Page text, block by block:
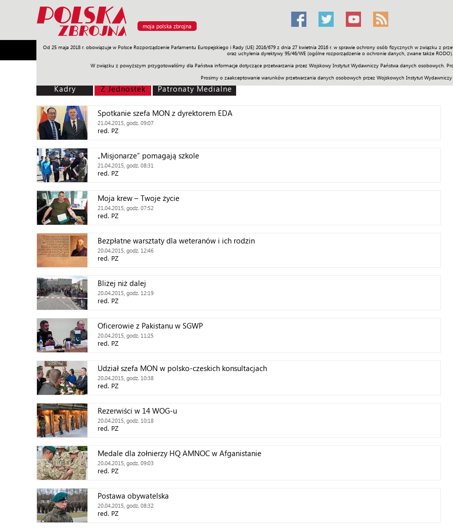
moja polska zbrojna
Od 25 maja 2018 r. obowiązuje w Polsce Rozporządzenie Parlamentu Europejskiego i Rady (UE) 2016/679 z dnia 27 kwietnia 2016 r. w sprawie ochrony osób fizycznych w związku z
oraz uchylenia dyrektywy 95/46/WE (ogólne rozporządzenie o ochronie danych, zwane także RODO).
W związku z powyższym przygotowaliśmy dla Państwa informacje dotyczące przetwarzania przez Wojskowy Instytut Wydawniczy Państwa danych osobowych.
Prosimy o zaakceptowanie warunków przetwarzania danych osobowych przez Wojskowych Instytut Wydawniczy
Armia Poligon Sprzęt Misje Polityka Prawo Świat Społeczność Sport Historia Galerie Wideo
Kadry Z Jednostek Patronaty Medialne
Spotkanie szefa MON z dyrektorem EDA
21.04.2015, godz. 09:07
red. PZ
„Misjonarze” pomagają szkole
21.04.2015, godz. 08:31
red. PZ
Moja krew – Twoje życie
21.04.2015, godz. 07:52
red. PZ
Bezpłatne warsztaty dla weteranów i ich rodzin
20.04.2015, godz. 12:46
red. PZ
Bliżej niż dalej
20.04.2015, godz. 12:19
red. PZ
Oficerowie z Pakistanu w SGWP
20.04.2015, godz. 11:25
red. PZ
Udział szefa MON w polsko-czeskich konsultacjach
20.04.2015, godz. 10:38
red. PZ
Rezerwiści w 14 WOG-u
20.04.2015, godz. 10:18
red. PZ
Medale dla żołnierzy HQ AMNOC w Afganistanie
20.04.2015, godz. 09:03
red. PZ
Postawa obywatelska
20.04.2015, godz. 08:32
red. PZ